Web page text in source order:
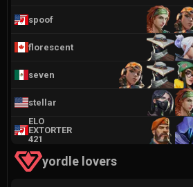
spoof
florescent
seven
stellar
ELO
EXTORTER
421
yordle lovers